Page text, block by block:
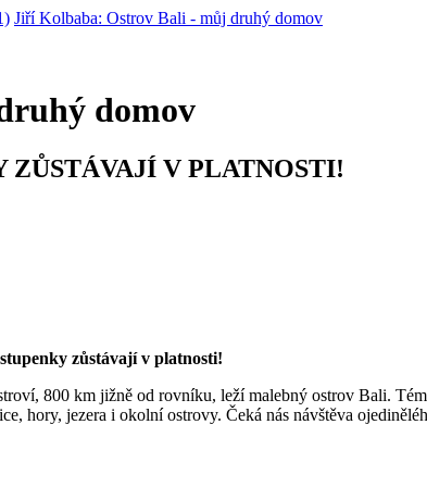
Jiří Kolbaba: Ostrov Bali - můj druhý domov
domov
ZŮSTÁVAJÍ V PLATNOSTI!
zůstávají v platnosti!
800 km jižně od rovníku, leží malebný ostrov Bali.
hory, jezera i okolní ostrovy. Čeká nás návštěva